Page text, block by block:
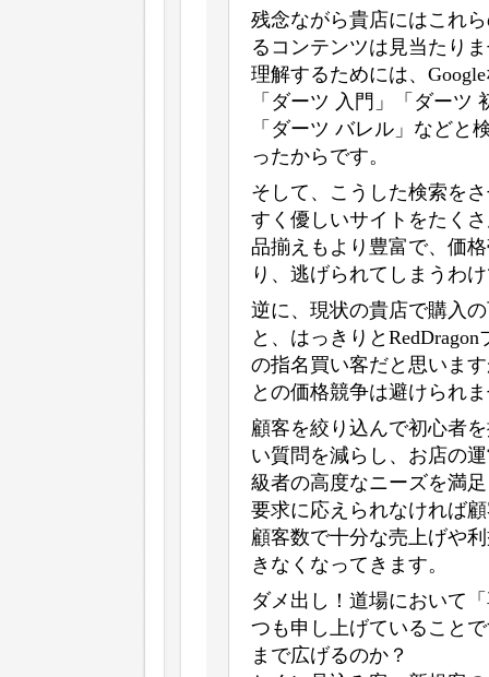
残念ながら貴店にはこれ
るコンテンツは見当たり
理解するためには、
「ダーツ 入門」「ダーツ
「ダーツ バレル」などと
ったからです。
そして、こうした検索を
すく優しいサイトをたく
品揃えもより豊富で、価
り、逃げられてしまうわ
逆に、現状の貴店で購入
と、はっきりと
の指名買い客だと思いま
との価格競争は避けられ
顧客を絞り込んで初心者
い質問を減らし、お店の
級者の高度なニーズを満
要求に応えられなければ
顧客数で十分な売上げや
きなくなってきます。
ダメ出し！道場において
つも申し上げていること
まで広げるのか？